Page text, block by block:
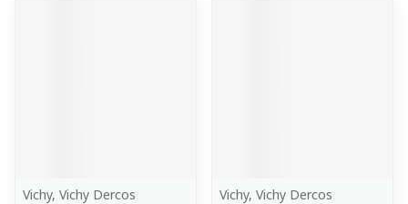
Vichy, Vichy Dercos
Vichy, Vichy Dercos